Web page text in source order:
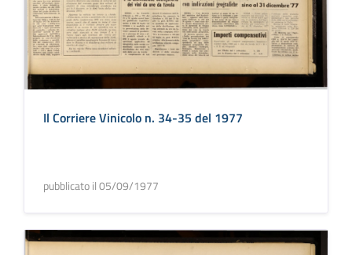
Il Corriere Vinicolo n. 34-35 del 1977
pubblicato il 05/09/1977